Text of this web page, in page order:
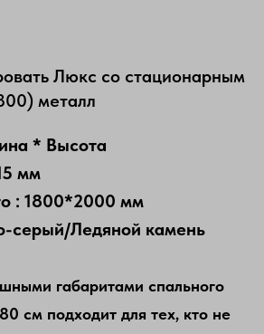
Люкс со стационарным
металл
* Высота
мм
: 1800*2000 мм
серый/Ледяной камень
габаритами спального
см подходит для тех, кто не